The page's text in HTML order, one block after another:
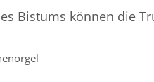
Bistums können die